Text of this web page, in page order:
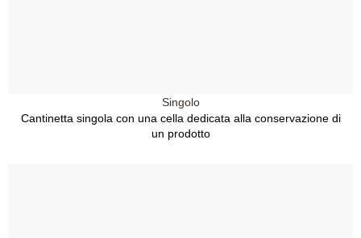
Singolo
Cantinetta singola con una cella dedicata alla conservazione di
un prodotto